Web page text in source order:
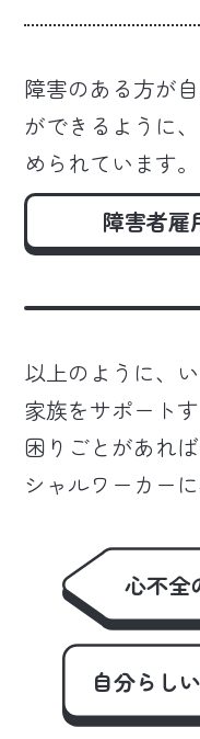
障害のある方が
ができるように
められています。
障害者雇
以上のように、
家族をサポート
困りごとがあれ
シャルワーカー
心不全
自分らし